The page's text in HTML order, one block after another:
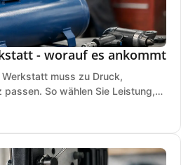
- worauf es ankommt
muss zu Druck,
passen. So wählen Sie Leistung,